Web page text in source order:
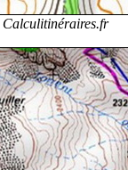
Calculitinéraires.fr